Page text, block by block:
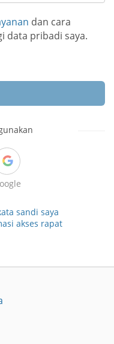
dan cara
data pribadi saya.
sandi saya
akses rapat